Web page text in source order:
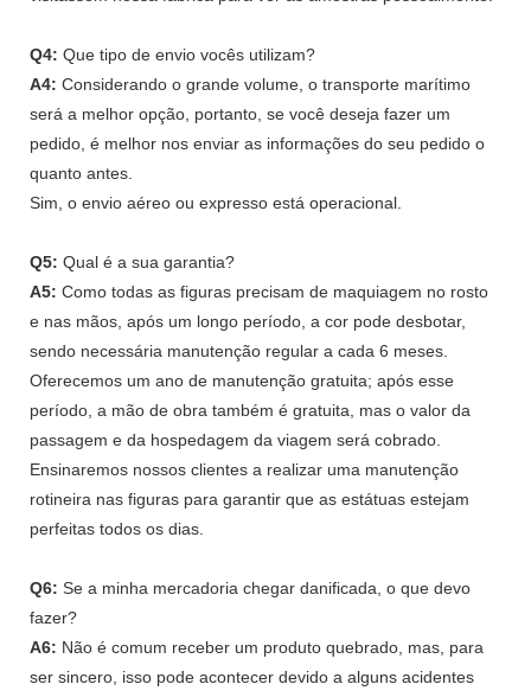
Q4: Que tipo de envio vocês utilizam?
A4: Considerando o grande volume, o transporte marítimo
será a melhor opção, portanto, se você deseja fazer um
pedido, é melhor nos enviar as informações do seu pedido o
quanto antes.
Sim, o envio aéreo ou expresso está operacional.
Q5: Qual é a sua garantia?
A5: Como todas as figuras precisam de maquiagem no rosto
e nas mãos, após um longo período, a cor pode desbotar,
sendo necessária manutenção regular a cada 6 meses.
Oferecemos um ano de manutenção gratuita; após esse
período, a mão de obra também é gratuita, mas o valor da
passagem e da hospedagem da viagem será cobrado.
Ensinaremos nossos clientes a realizar uma manutenção
rotineira nas figuras para garantir que as estátuas estejam
perfeitas todos os dias.
Q6: Se a minha mercadoria chegar danificada, o que devo
fazer?
A6: Não é comum receber um produto quebrado, mas, para
ser sincero, isso pode acontecer devido a alguns acidentes